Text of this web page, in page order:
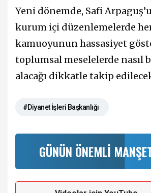
Yeni dönemde, Safi
kurum içi düzenlemelerde
kamuoyunun hassasiyet
toplumsal meselelerde nasıl
alacağı dikkatle takip
#Diyanet İşleri Başkanlığı
GÜNÜN ÖNEMLİ